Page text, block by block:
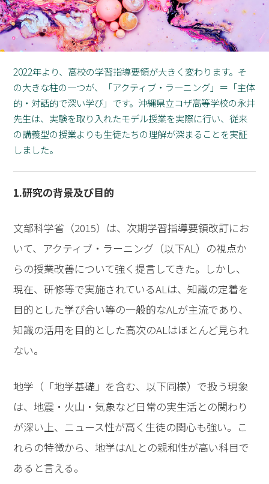
2022年より、高校の学習指導要領が大きく変わります。そ
の大きな柱の一つが、「アクティブ・ラーニング」＝「主体
的・対話的で深い学び」です。沖縄県立コザ高等学校の永井
先生は、実験を取り入れたモデル授業を実際に行い、従来
の講義型の授業よりも生徒たちの理解が深まることを実証
しました。
1.研究の背景及び目的
文部科学省（2015）は、次期学習指導要領改訂にお
いて、アクティブ・ラーニング（以下AL）の視点か
らの授業改善について強く提言してきた。しかし、
現在、研修等で実施されているALは、知識の定着を
目的とした学び合い等の一般的なALが主流であり、
知識の活用を目的とした高次のALはほとんど見られ
ない。
地学（「地学基礎」を含む、以下同様）で扱う現象
は、地震・火山・気象など日常の実生活との関わり
が深い上、ニュース性が高く生徒の関心も強い。こ
れらの特徴から、地学はALとの親和性が高い科目で
あると言える。